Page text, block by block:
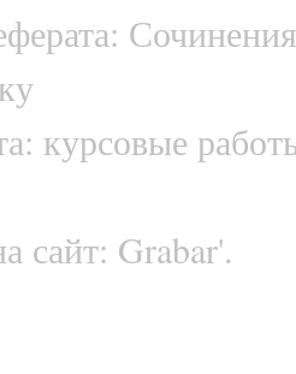
курсовые
сайт: Grabar'.